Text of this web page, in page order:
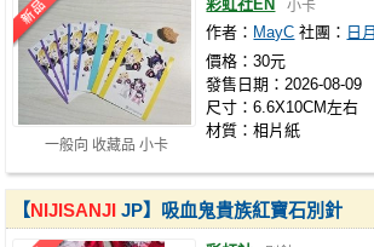
一般向 收藏品 小卡
彩虹社EN 小卡
作者： MayC 社團： 日
價格：30元
發售日期：2026-08-09
尺寸：6.6X10CM左右
材質：相片紙
【NIJISANJI JP】吸血鬼貴族紅寶石別針